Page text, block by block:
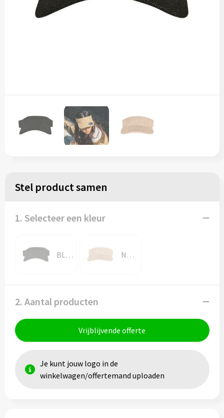
Stel product samen
1. Selecteer een kleur
BLACK NATURAL
2. Aantal producten
Vrijblijvende offerte
Je kunt jouw logo in de
winkelwagen/offertemand uploaden